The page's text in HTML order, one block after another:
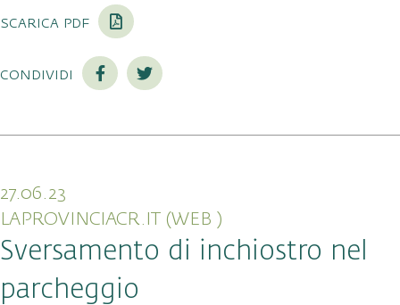
scarica pdf
condividi
27.06.23
LAPROVINCIACR.IT (WEB )
Sversamento di inchiostro nel
parcheggio